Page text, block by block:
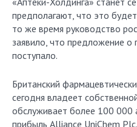
предполагают, что это
то же время руководство
заявило, что предложение о
поступало.
Британский
сегодня владеет
обслуживает более 100 000
прибыль Alliance UniChem